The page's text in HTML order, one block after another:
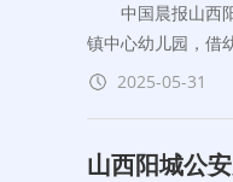
中国晨报山西阳
镇中心幼儿园，借
2025-05-31
山西阳城公